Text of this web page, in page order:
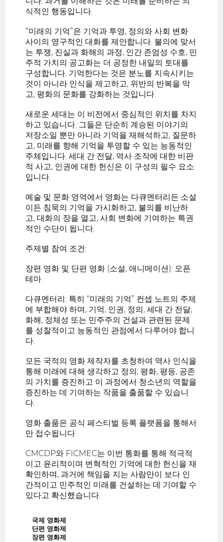
식적인 행동입니다.
“미래의 기억”은 기억과 투영, 정의와 사회 변화
사이의 영구적인 대화를 제안합니다. 불의에 맞서
는 투쟁, 진실과 화해의 과정, 인간 존엄성 수호, 민
주적 가치의 공고화는 더 공정한 내일의 토대를
구성합니다. 기억한다는 것은 분노를 지속시키는
것이 아니라 인식을 제고하고, 위반의 반복을 막
고, 평화의 문화를 강화하는 것입니다.
새로운 세대는 이 비전에서 중심적인 위치를 차지
하고 있습니다. 그들은 단순히 계승된 이야기의
저장소일 뿐만 아니라 기억을 재해석하고, 질문하
고, 미래를 향해 기억을 투영할 수 있는 능동적인
주체입니다. 세대 간 전달, 역사 조작에 대한 비판
적 사고, 인권에 대한 헌신은 이 구성의 필수 요소
입니다.
예술 및 문화 영역에서 영화는 다큐멘터리든 소설
이든 침묵의 기억을 가시화하고, 불의를 비난하
고, 대화의 장을 열고, 사회 변화에 기여하는 특권
적인 수단이 됩니다.
주제별 참여 조건:
장편 영화 및 단편 영화 (소설, 애니메이션): 오픈
테마.
다큐멘터리: 특히 “미래의 기억” 컨셉 노트의 주제
에 부합해야 하며, 기억, 인권, 정의, 세대 간 전달,
화해, 정체성 또는 민주주의 건설과 관련된 문제
를 성찰적이고 능동적인 관점에서 다루어야 합니
다.
모든 국적의 영화 제작자를 초청하여 역사 인식을
통해 미래에 대해 생각하고 정의, 평화, 평등, 공존
의 가치를 증진하고 이 과정에서 청소년의 역할을
증진하는 데 기여하는 작품을 출품할 수 있습니
다.
영화 출품은 공식 페스티벌 등록 플랫폼을 통해서
만 접수됩니다.
CMCDP와 FICMEC는 이번 통화를 통해 적극적
이고 윤리적이며 변혁적인 기억에 대한 헌신을 재
확인하며, 과거에 책임을 지는 사람만이 보다 인
간적이고 민주적인 미래를 건설하는 데 기여할 수
있다고 확신했습니다.
국제 영화제
단편 영화제
장편 영화제